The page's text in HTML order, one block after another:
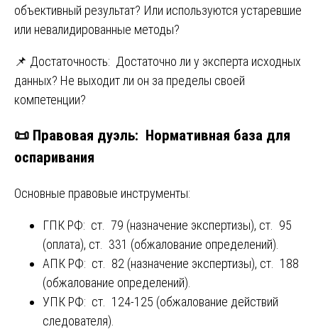
объективный результат? Или используются устаревшие
или невалидированные методы?
📌 Достаточность: Достаточно ли у эксперта исходных
данных? Не выходит ли он за пределы своей
компетенции?
📜 Правовая дуэль: Нормативная база для
оспаривания
Основные правовые инструменты:
ГПК РФ: ст. 79 (назначение экспертизы), ст. 95
(оплата), ст. 331 (обжалование определений).
АПК РФ: ст. 82 (назначение экспертизы), ст. 188
(обжалование определений).
УПК РФ: ст. 124-125 (обжалование действий
следователя).